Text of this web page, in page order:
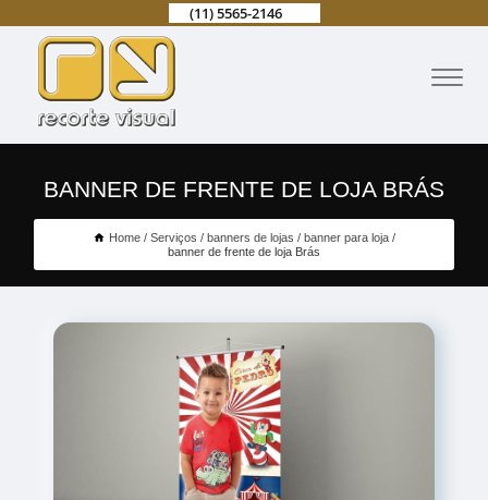
(11) 5565-2146
BANNER DE FRENTE DE LOJA BRÁS
Home Serviços banners de lojas
banner para loja
banner de frente de loja Brás